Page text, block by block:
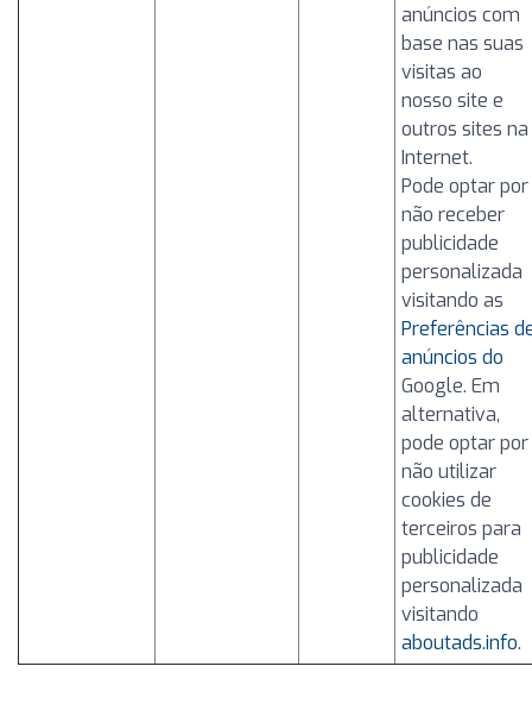
anúncios com
base nas suas
visitas ao
nosso site e
outros sites na
Internet.
Pode optar por
não receber
publicidade
personalizada
visitando as
Preferências
anúncios do
Google. Em
alternativa,
pode optar por
não utilizar
cookies de
terceiros para
publicidade
personalizada
visitando
aboutads.info.